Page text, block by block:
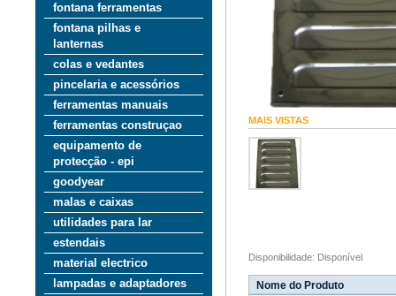
fontana ferramentas
fontana pilhas e
lanternas
colas e vedantes
pincelaria e acessórios
ferramentas manuais
ferramentas construçao
equipamento de
protecção - epi
goodyear
malas e caixas
utilidades para lar
estendais
material electrico
lampadas e adaptadores
MAIS VISTAS
Disponibilidade: Disponível
Nome do Produto